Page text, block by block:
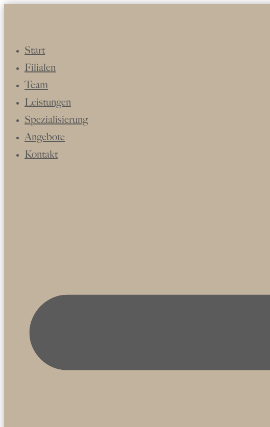
Start
Filialen
Team
Leistungen
Spezialisierung
Angebote
Kontakt